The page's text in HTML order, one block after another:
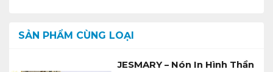
SẢN PHẨM CÙNG LOẠI
JESMARY – Nón In Hình Thần